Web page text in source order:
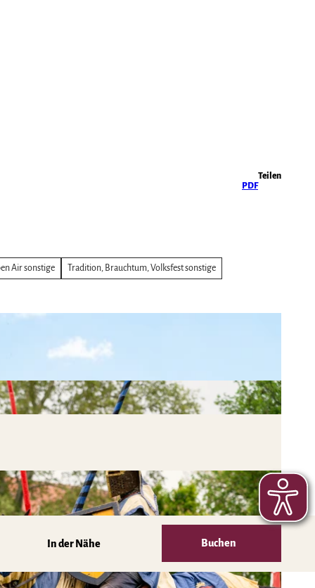
PDF
Teilen
Air sonstige Tradition, Brauchtum, Volksfest sonstige
In der Nähe Buchen